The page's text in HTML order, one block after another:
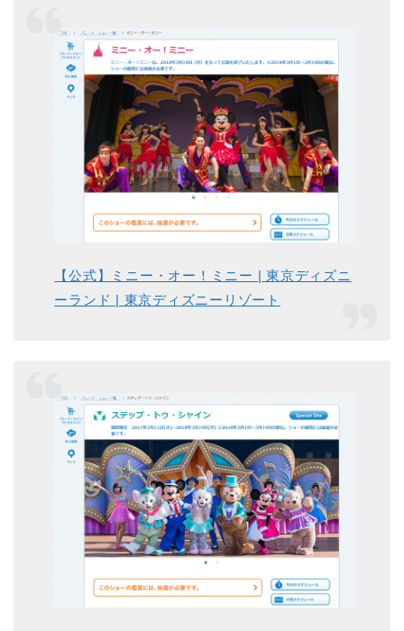
【公式】ミニー・オー！ミニー | 東京ディズニ
ーランド | 東京ディズニーリゾート